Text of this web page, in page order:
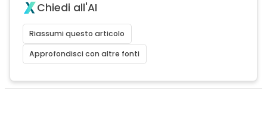
Chiedi all'AI
Riassumi questo articolo
Approfondisci con altre fonti